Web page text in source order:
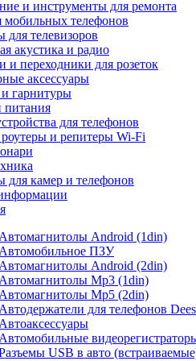
и инструменты для ремонта
мобильных телефонов
для телевизоров
акустика и радио
и переходники для розеток
аксессуары
гарнитуры
питания
для телефонов
и репитеры Wi-Fi
для камер и телефонов
Автомагнитолы Android (1din)
Автомобильное ПЗУ
Автомагнитолы Android (2din)
Автомагнитолы Mp3 (1din)
Автомагнитолы Mp5 (2din)
Автодержатели для телефонов
Автоаксессуары
Автомобильные
USB в авто